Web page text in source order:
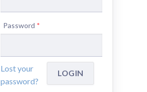
Password *
Lost your
password?